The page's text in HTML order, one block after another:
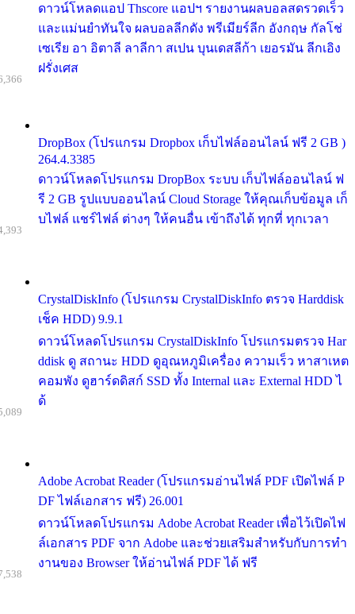
ดาวน์โหลดแอป Thscore แอปฯ รายงานผลบอลสดรวดเร็ว
และแม่นยำทันใจ ผลบอลลีกดัง พรีเมียร์ลีก อังกฤษ กัลโช่
เซเรีย อา อิตาลี ลาลีกา สเปน บุนเดสลีก้า เยอรมัน ลีกเอิง
ฝรั่งเศส
DropBox (โปรแกรม Dropbox เก็บไฟล์ออนไลน์ ฟรี 2 GB )
264.4.3385
ดาวน์โหลดโปรแกรม DropBox ระบบ เก็บไฟล์ออนไลน์ ฟ
รี 2 GB รูปแบบออนไลน์ Cloud Storage ให้คุณเก็บข้อมูล เก็
บไฟล์ แชร์ไฟล์ ต่างๆ ให้คนอื่น เข้าถึงได้ ทุกที่ ทุกเวลา
CrystalDiskInfo (โปรแกรม CrystalDiskInfo ตรวจ Harddisk
เช็ค HDD) 9.9.1
ดาวน์โหลดโปรแกรม CrystalDiskInfo โปรแกรมตรวจ Har
ddisk ดู สถานะ HDD ดูอุณหภูมิเครื่อง ความเร็ว หาสาเหต
คอมพัง ดูฮาร์ดดิสก์ SSD ทั้ง Internal และ External HDD ไ
ด้
Adobe Acrobat Reader (โปรแกรมอ่านไฟล์ PDF เปิดไฟล์ P
DF ไฟล์เอกสาร ฟรี) 26.001
ดาวน์โหลดโปรแกรม Adobe Acrobat Reader เพื่อไว้เปิดไฟ
ล์เอกสาร PDF จาก Adobe และช่วยเสริมสำหรับกับการทำ
งานของ Browser ให้อ่านไฟล์ PDF ได้ ฟรี